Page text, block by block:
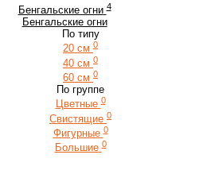
Бенгальские огни 4
Бенгальские огни
По типу
20 см 0
40 см 0
60 см 0
По группе
Цветные 0
Свистящие 0
Фигурные 0
Большие 0